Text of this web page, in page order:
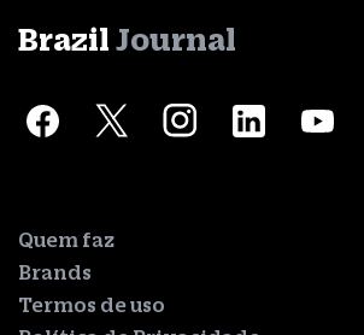
Brazil Journal
Quem faz
Brands
Termos de uso